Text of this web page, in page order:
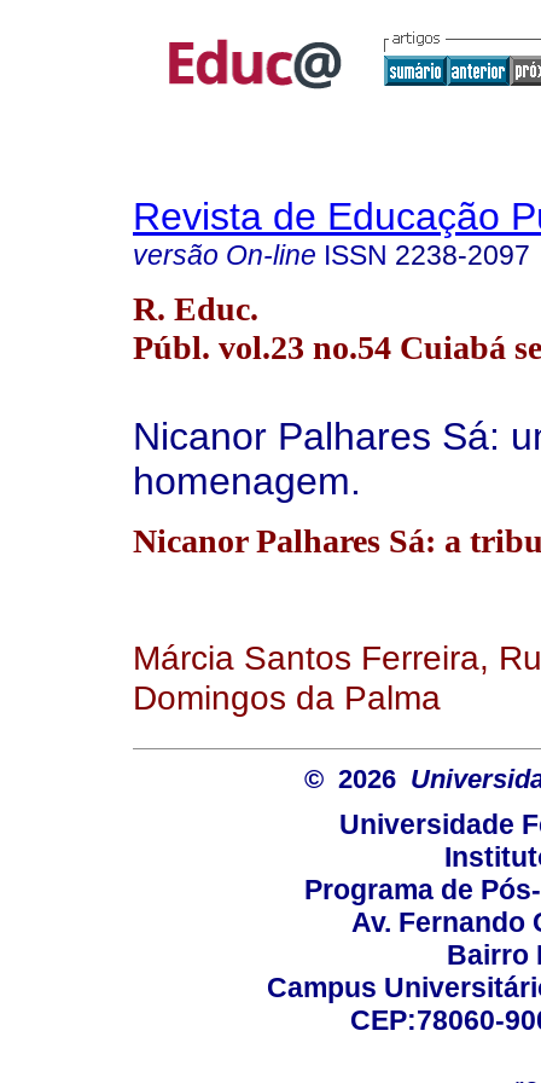
Revista de Educação
versão On-line ISSN 2238-2097
R. Educ.
Públ. vol.23 no.54 Cuiabá
Nicanor Palhares Sá:
homenagem.
Nicanor Palhares Sá: a
Márcia Santos Ferreira,
Domingos da Palma
© 2026
Universidade
Programa de
Av. Fernando
Bairro
Campus
CEP:78060-